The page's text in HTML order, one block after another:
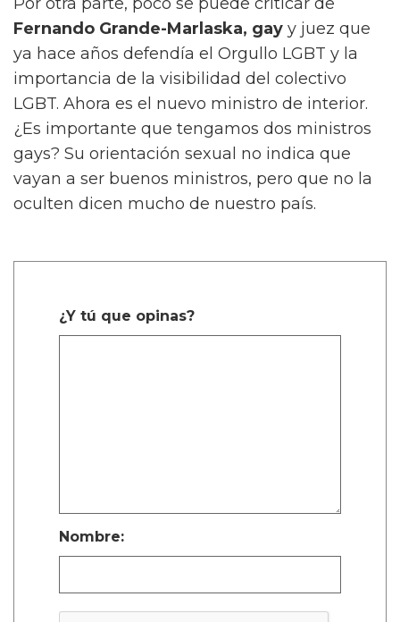
Fernando Grande-Marlaska, gay y juez que
ya hace años defendía el Orgullo LGBT y la
importancia de la visibilidad del colectivo
LGBT. Ahora es el nuevo ministro de interior.
¿Es importante que tengamos dos ministros
gays? Su orientación sexual no indica que
vayan a ser buenos ministros, pero que no la
oculten dicen mucho de nuestro país.
¿Y tú que opinas?
Nombre: